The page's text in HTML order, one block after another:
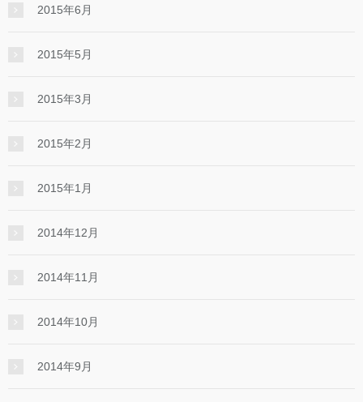
2015年6月
2015年5月
2015年3月
2015年2月
2015年1月
2014年12月
2014年11月
2014年10月
2014年9月